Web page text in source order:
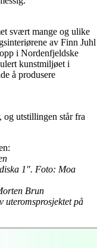
svært mange og ulike
av Finn Juhl
i Nordenfjeldske
kunstmiljøet i
å produsere
og utstillingen står fra
1". Foto: Moa
Brun
på